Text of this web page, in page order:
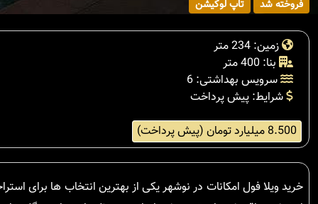
فروخته شد تاپ لوکیشن
زمین: 234 متر
بنا: 400 متر
سرویس بهداشتی: 6
شرایط: پیش پرداخت
8.500 میلیارد تومان (پیش پرداخت)
خرید ویلا فول امکانات در نوشهر یکی از بهترین انتخاب ها برای